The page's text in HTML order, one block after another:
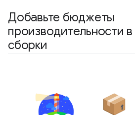
Добавьте бюджеты
производительности
сборки